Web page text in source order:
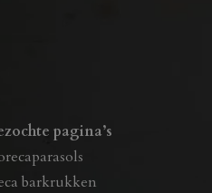
pagina’s
barkrukken